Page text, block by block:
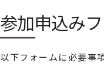
参加申込み
以下フォームに必要事